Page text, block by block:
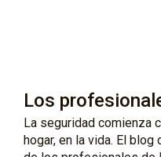
Los
La seguridad comienza
hogar, en la vida. El